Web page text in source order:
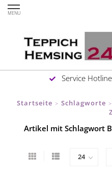
MENU
Service
Startseite > Schlagworte >
Artikel mit Schlagwort